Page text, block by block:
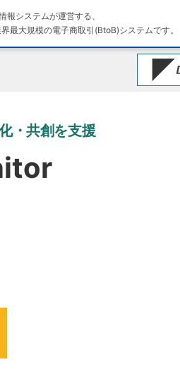
報システムが運営する、
最大規模の電子商取引(BtoB)システムです。
・共創を支援